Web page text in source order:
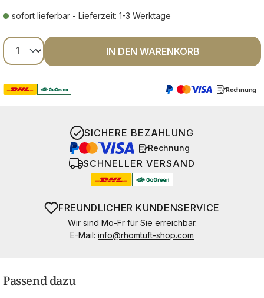
sofort lieferbar - Lieferzeit: 1-3 Werktage
Produkt Anzahl: Gib den gewünschten
IN DEN WARENKORB
Rechnung
SICHERE BEZAHLUNG
Rechnung
SCHNELLER VERSAND
FREUNDLICHER KUNDENSERVICE
Wir sind Mo-Fr für Sie erreichbar.
E-Mail: info@rhomtuft-shop.com
Passend dazu